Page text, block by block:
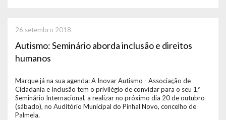
Autismo: Seminário aborda inclusão e direitos
humanos
26 setembro 2018
Marque já na sua agenda: A Inovar Autismo - Associação de
Cidadania e Inclusão tem o privilégio de convidar para o seu 1.º
Seminário Internacional, a realizar no próximo dia 20 de outubro
(sábado), no Auditório Municipal do Pinhal Novo, concelho de
Palmela.